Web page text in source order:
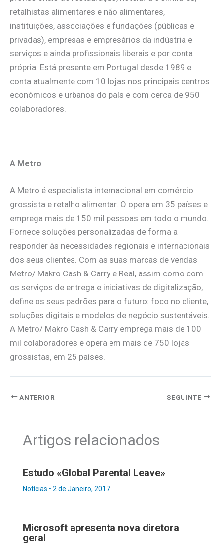
retalhistas alimentares e não alimentares,
instituições, associações e fundações (públicas e
privadas), empresas e empresários da indústria e
serviços e ainda profissionais liberais e por conta
própria. Está presente em Portugal desde 1989 e
conta atualmente com 10 lojas nos principais centros
económicos e urbanos do país e com cerca de 950
colaboradores.
A Metro
A Metro é especialista internacional em comércio
grossista e retalho alimentar. O opera em 35 países e
emprega mais de 150 mil pessoas em todo o mundo.
Fornece soluções personalizadas de forma a
responder às necessidades regionais e internacionais
dos seus clientes. Com as suas marcas de vendas
Metro/ Makro Cash & Carry e Real, assim como com
os serviços de entrega e iniciativas de digitalização,
define os seus padrões para o futuro: foco no cliente,
soluções digitais e modelos de negócio sustentáveis.
A Metro/ Makro Cash & Carry emprega mais de 100
mil colaboradores e opera em mais de 750 lojas
grossistas, em 25 países.
ANTERIOR SEGUINTE
Artigos relacionados
Estudo «Global Parental Leave»
Notícias • 2 de Janeiro, 2017
Microsoft apresenta nova diretora
geral